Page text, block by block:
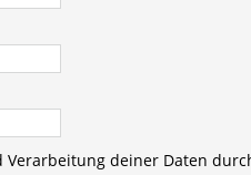
deiner Daten